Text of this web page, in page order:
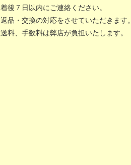
着後７日以内にご連絡ください。
返品・交換の対応をさせていただきます。
送料、手数料は弊店が負担いたします。